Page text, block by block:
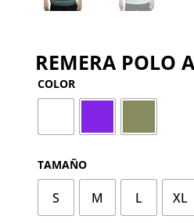
REMERA POLO
COLOR
TAMAÑO
S M L XL